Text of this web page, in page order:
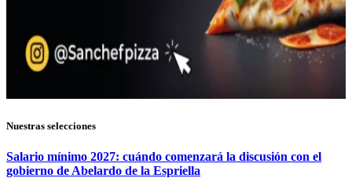
Nuestras selecciones
Salario mínimo 2027: cuándo comenzará la discusión con el
gobierno de Abelardo de la Espriella